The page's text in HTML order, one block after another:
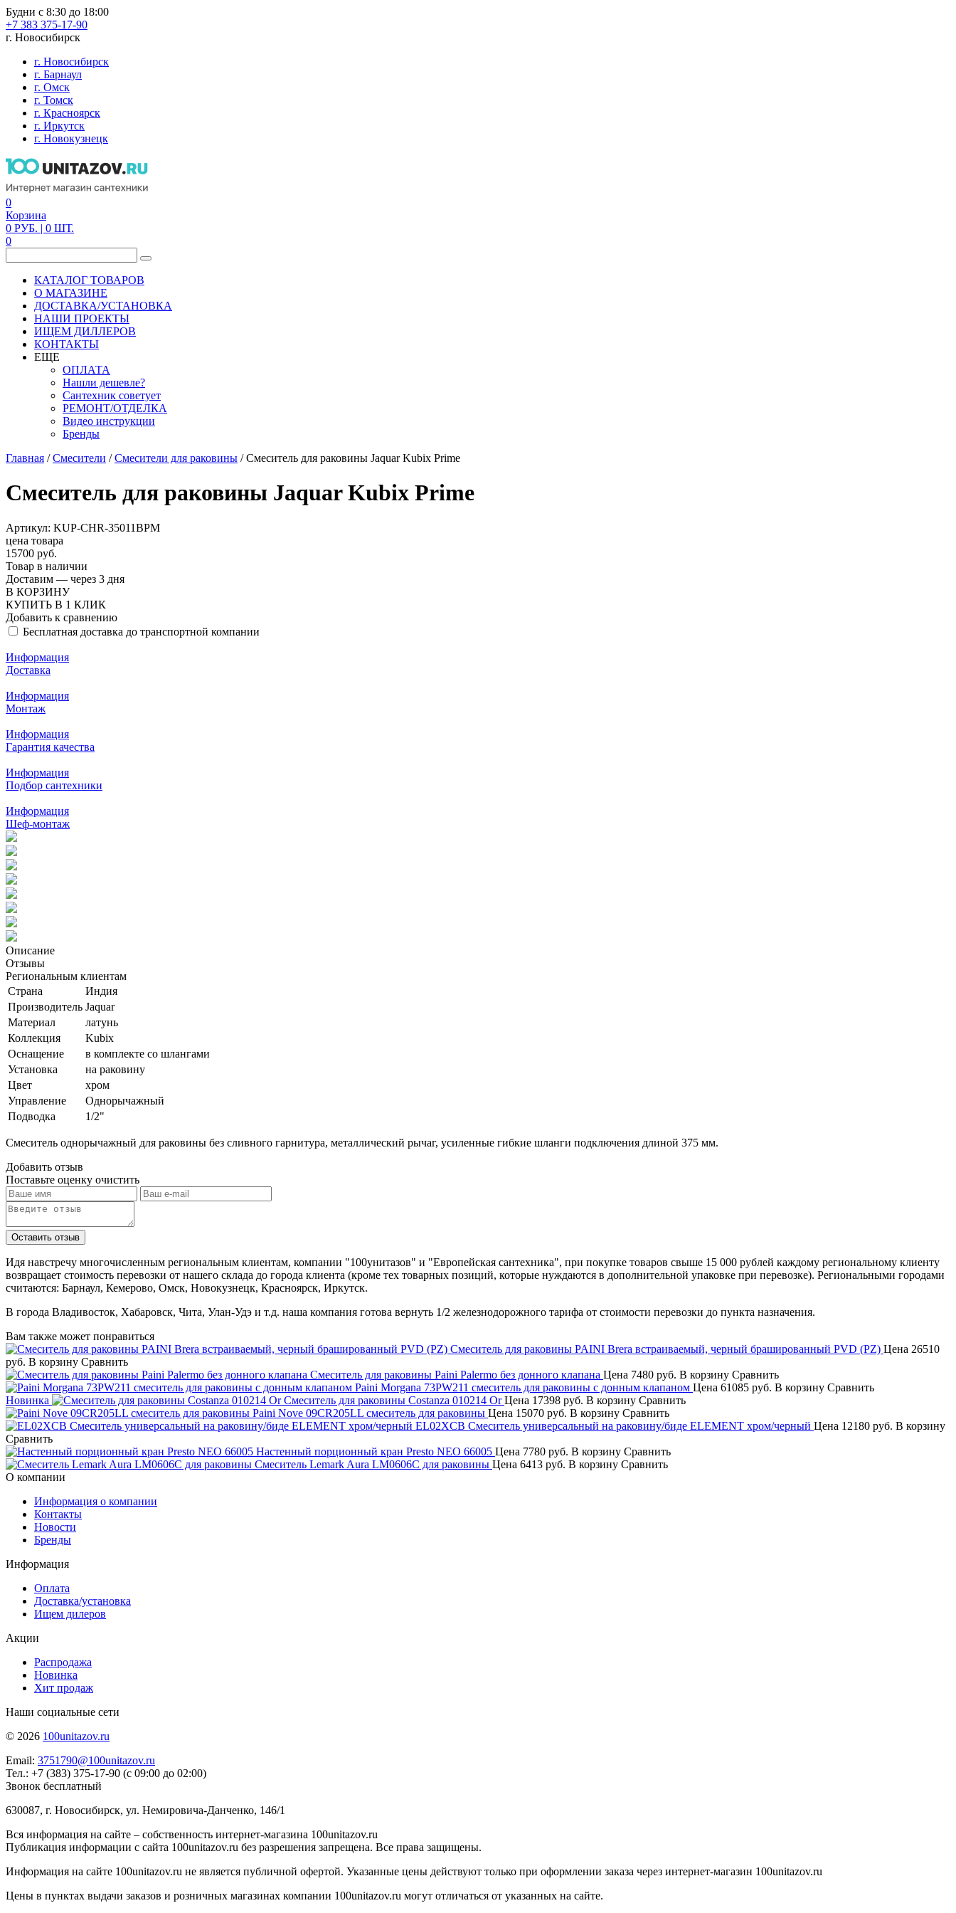
Будни с 8:30 до 18:00
+7 383 375-17-90
г. Новосибирск
г. Новосибирск
г. Барнаул
г. Омск
г. Томск
г. Красноярск
г. Иркутск
г. Новокузнецк
0
Корзина
0 РУБ. | 0 ШТ.
0
КАТАЛОГ ТОВАРОВ
О МАГАЗИНЕ
ДОСТАВКА/УСТАНОВКА
НАШИ ПРОЕКТЫ
ИЩЕМ ДИЛЛЕРОВ
КОНТАКТЫ
ЕЩЕ
ОПЛАТА
Нашли дешевле?
Сантехник советует
РЕМОНТ/ОТДЕЛКА
Видео инструкции
Бренды
Главная /Смесители /Смесители для раковины /Смеситель для раковины Jaquar Kubix Prime
Смеситель для раковины Jaquar Kubix Prime
Артикул: KUP-CHR-35011BPM
цена товара
15700 руб.
Товар в наличии
Доставим — через 3 дня
В КОРЗИНУ
КУПИТЬ В 1 КЛИК
Добавить к сравнению
Бесплатная доставка до транспортной компании
Информация
Доставка
Информация
Монтаж
Информация
Гарантия качества
Информация
Подбор сантехники
Информация
Шеф-монтаж
Описание
Отзывы
Региональным клиентам
Страна
Индия
Производитель Jaquar
Материал
латунь
Коллекция
Kubix
Оснащение
в комплекте со шлангами
Установка
на раковину
Цвет
хром
Управление
Однорычажный
Подводка
1/2"
Смеситель однорычажный для раковины без сливного гарнитура, металлический рычаг, усиленные гибкие шланги подключения длиной 375 мм.
Добавить отзыв
Поставьте оценку очистить
Идя навстречу многочисленным региональным клиентам, компании "100унитазов" и "Европейская сантехника", при покупке товаров свыше 15 000 рублей каждому региональному клиенту
возвращает стоимость перевозки от нашего склада до города клиента (кроме тех товарных позиций, которые нуждаются в дополнительной упаковке при перевозке). Региональными городами
считаются: Барнаул, Кемерово, Омск, Новокузнецк, Красноярск, Иркутск.
В города Владивосток, Хабаровск, Чита, Улан-Удэ и т.д. наша компания готова вернуть 1/2 железнодорожного тарифа от стоимости перевозки до пункта назначения.
Вам также может понравиться
Смеситель для раковины PAINI Brera встраиваемый, черный брашированный PVD (PZ) Цена 26510
руб. В корзину Сравнить
Смеситель для раковины Paini Palermo без донного клапана Цена 7480 руб. В корзину Сравнить
Paini Morgana 73PW211 смеситель для раковины с донным клапаном Цена 61085 руб. В корзину Сравнить
Новинка
Смеситель для раковины Costanza 010214 Or Цена 17398 руб. В корзину Сравнить
Paini Nove 09CR205LL смеситель для раковины Цена 15070 руб. В корзину Сравнить
EL02XCB Смеситель универсальный на раковину/биде ELEMENT хром/черный Цена 12180 руб. В корзину
Сравнить
Настенный порционный кран Presto NEO 66005 Цена 7780 руб. В корзину Сравнить
Смеситель Lemark Aura LM0606C для раковины Цена 6413 руб. В корзину Сравнить
О компании
Информация о компании
Контакты
Новости
Бренды
Информация
Оплата
Доставка/установка
Ищем дилеров
Акции
Распродажа
Новинка
Хит продаж
Наши социальные сети
© 2026 100unitazov.ru
Email: 3751790@100unitazov.ru
Тел.: +7 (383) 375-17-90 (с 09:00 до 02:00)
Звонок бесплатный
630087, г. Новосибирск, ул. Немировича-Данченко, 146/1
Вся информация на сайте – собственность интернет-магазина 100unitazov.ru
Публикация информации с сайта 100unitazov.ru без разрешения запрещена. Все права защищены.
Информация на сайте 100unitazov.ru не является публичной офертой. Указанные цены действуют только при оформлении заказа через интернет-магазин 100unitazov.ru
Цены в пунктах выдачи заказов и розничных магазинах компании 100unitazov.ru могут отличаться от указанных на сайте.